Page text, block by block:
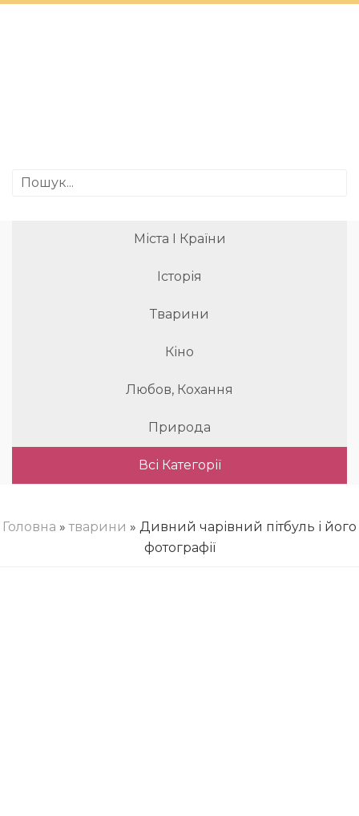
Міста І Країни
Історія
Тварини
Кіно
Любов, Кохання
Природа
Всі Категорії
Головна »тварини » Дивний чарівний пітбуль і його
фотографії